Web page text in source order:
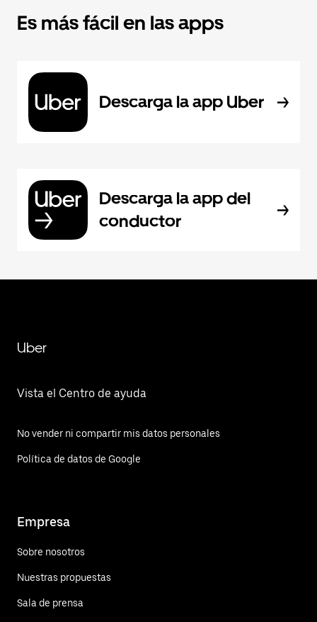
Es más fácil en las apps
Descarga la app Uber
Descarga la app del
conductor
Uber
Vista el Centro de ayuda
No vender ni compartir mis datos personales
Política de datos de Google
Empresa
Sobre nosotros
Nuestras propuestas
Sala de prensa